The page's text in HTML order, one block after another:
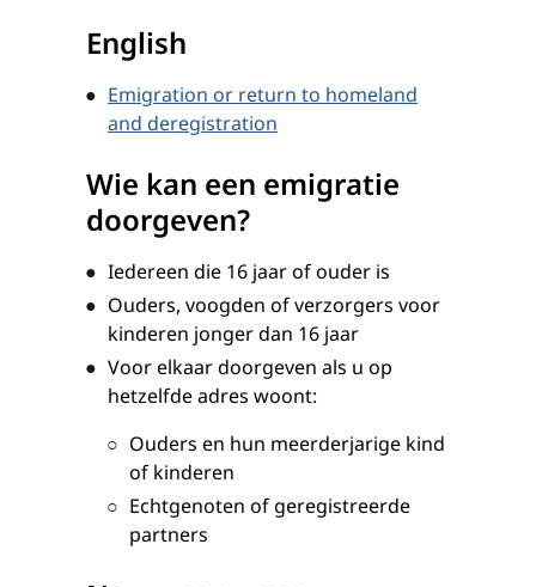
English
Emigration or return to homeland
and deregistration
Wie kan een emigratie
doorgeven?
Iedereen die 16 jaar of ouder is
Ouders, voogden of verzorgers voor
kinderen jonger dan 16 jaar
Voor elkaar doorgeven als u op
hetzelfde adres woont:
Ouders en hun meerderjarige kind
of kinderen
Echtgenoten of geregistreerde
partners